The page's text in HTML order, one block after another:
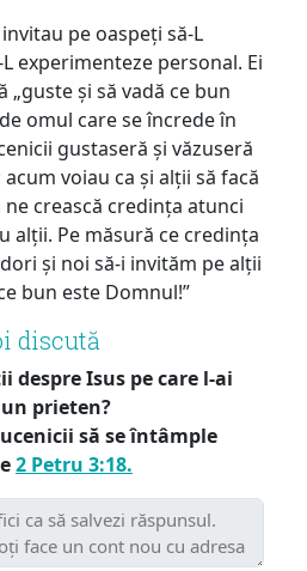
pe oaspeți să-L
experimenteze personal. Ei
„guste și să vadă ce bun
omul care se încrede în
gustaseră și văzuseră
voiau ca și alții să facă
crească credința atunci
alții. Pe măsură ce credința
și noi să-i invităm pe alții
bun este Domnul!”
discută
despre Isus pe care l-ai
prieten?
ucenicii să se întâmple
2 Petru 3:18.